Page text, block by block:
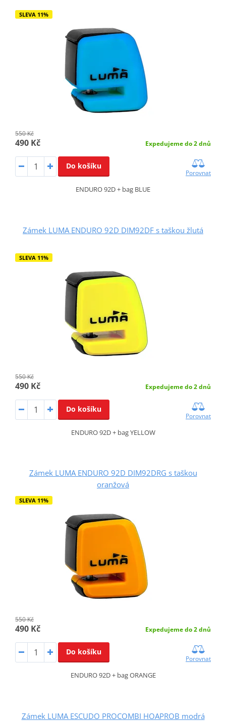
SLEVA 11%
550 Kč
490 Kč Expedujeme do 2 dnů
Do košíku
Porovnat
ENDURO 92D + bag BLUE
Zámek LUMA ENDURO 92D DIM92DF s taškou žlutá
SLEVA 11%
550 Kč
490 Kč Expedujeme do 2 dnů
Do košíku
Porovnat
ENDURO 92D + bag YELLOW
Zámek LUMA ENDURO 92D DIM92DRG s taškou
oranžová
SLEVA 11%
550 Kč
490 Kč Expedujeme do 2 dnů
Do košíku
Porovnat
ENDURO 92D + bag ORANGE
Zámek LUMA ESCUDO PROCOMBI HOAPROB modrá